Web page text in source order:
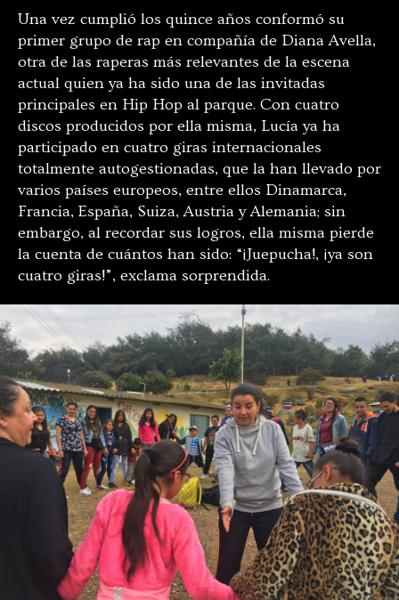
Una vez cumplió los quince años conformó su
primer grupo de rap en compañía de Diana Avella,
otra de las raperas más relevantes de la escena
actual quien ya ha sido una de las invitadas
principales en Hip Hop al parque. Con cuatro
discos producidos por ella misma, Lucía ya ha
participado en cuatro giras internacionales
totalmente autogestionadas, que la han llevado por
varios países europeos, entre ellos Dinamarca,
Francia, España, Suiza, Austria y Alemania; sin
embargo, al recordar sus logros, ella misma pierde
la cuenta de cuántos han sido: “¡Juepucha!, ¡ya son
cuatro giras!”, exclama sorprendida.